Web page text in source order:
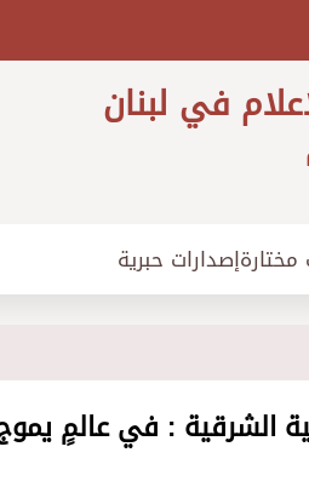
في لبنان
مختارةإصدارات حبرية
الشرقية : في عالمٍ